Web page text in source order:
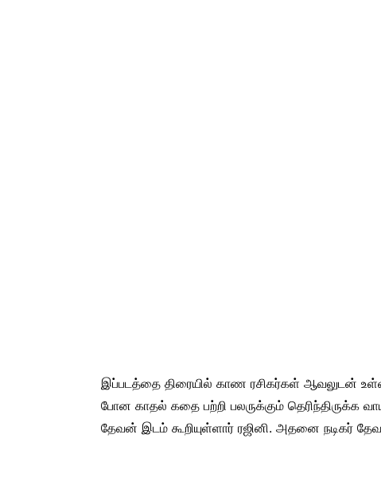
இப்படத்தை திரையில் காண ரசிகர்கள் ஆவலுடன்
போன காதல் கதை பற்றி பலருக்கும் தெரிந்திருக்க
தேவன் இடம் கூறியுள்ளார் ரஜினி. அதனை நடிகர்